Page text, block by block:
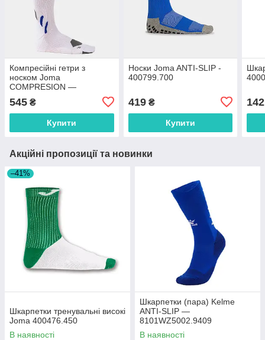
Компресійні гетри з
носком Joma
COMPRESION —
545 ₴
Купити
Носки Joma ANTI-SLIP -
400799.700
419₴
Купити
142
Акційні пропозиції та новинки
–41%
Шкарпетки тренувальні високі
Joma 400476.450
В наявності
Шкарпетки (пара) Kelme
ANTI-SLIP —
8101WZ5002.9409
В наявності